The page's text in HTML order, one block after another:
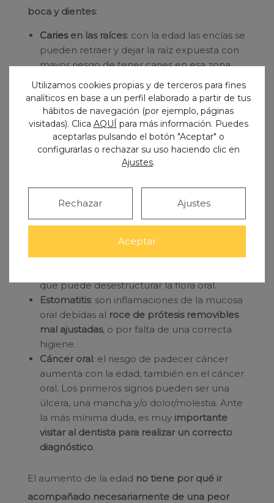
boca y dientes:
Cariesen las raíces: con la edad las encías se
pueden retraer y dejar la raíz expuesta con
mayor riesgo de tener caries en esa zona
que no está preparada para estar
descubierta.
Pérdidas dentarias: debidas a caries y/o
enfermedad periodontal (periodontitis). Los
dientes salen entre los 6 y 12 años, ytras
toda una vida de función , tienen más
probabilidades de no poderse mantener
algunas enfermedades producen reducción
de saliva, lo que puede causar dolor y
quemazón en la boca.
Hongos orales: por una bajada de defensas,
que puede desestructurar la flora oral.
Estomatitis: son inflamaciones de la mucosa
oral debidas al roce de prótesis removibles
mal ajustadas, o por falta de una correcta
higiene.
Cáncer oral: el riesgo de padecer cáncer
aumenta con la edad, también en el cáncer
oral. Los primeros signos pueden ser una
úlcera, una mancha y/o dolor/molestia. Ante
la más mínima duda, es muy importante
visitar al dentista para realizar un correcto
diagnóstico.
El aumento de la edad no tiene por qué ir
acompañado necesariamente de una peor
Utilizamos cookies propias y de terceros para fines
analíticos en base a un perfil elaborado a partir de tus
hábitos de navegación (por ejemplo, páginas
visitadas). Clica AQUÍ para más información. Puedes
aceptarlas pulsando el botón "Aceptar" o
configurarlas o rechazar su uso haciendo clic en
Ajustes.
Aceptar
Rechazar Ajustes